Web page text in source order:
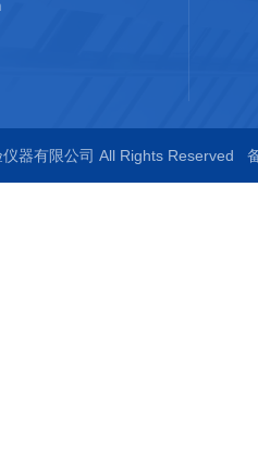
器有限公司 All Rights Reserved